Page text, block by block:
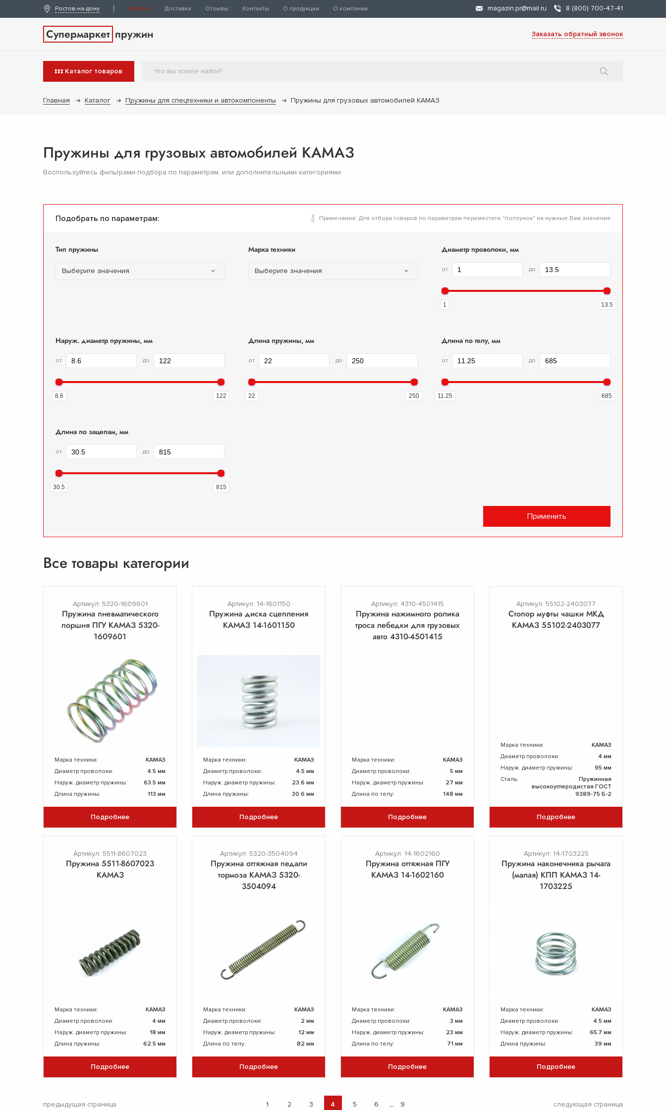
Ростов-на-дону Каталог Доставка Отзывы Контакты О продукции О компании magazin.pr@mail.ru 8 (800) 700-47-41
Супермаркет пружин Заказать обратный звонок
Каталог товаров
Главная Каталог Пружины для спецтехники и автокомпоненты Пружины для грузовых автомобилей КАМАЗ
Пружины для грузовых автомобилей КАМАЗ
Воспользуйтесь фильтрами подбора по параметрам, или дополнительными категориями:
Подобрать по параметрам: Примечание: Для отбора товаров по параметрам переместите "ползунок" на нужные Вам значения
Тип пружины
Выберите значения
Марка техники
Выберите значения
Диаметр проволоки, мм
от до
1 13.5
Наруж. диаметр пружины, мм
от до
8.6 122
Длина пружины, мм
от до
22 250
Длина по телу, мм
от до
11.25 685
Длина по зацепам, мм
от до
30.5 815
Применить
Все товары категории
Артикул: 5320-1609601
Пружина пневматического
поршня ПГУ КАМАЗ 5320-
1609601
Марка техники:
КАМАЗ
Диаметр проволоки:
4.5 мм
Наруж. диаметр пружины:
63.5 мм
Длина пружины:
113 мм
Подробнее
Артикул: 14-1601150
Пружина диска сцепления
КАМАЗ 14-1601150
Марка техники:
КАМАЗ
Диаметр проволоки:
4.5 мм
Наруж. диаметр пружины:
23.6 мм
Длина пружины:
30.6 мм
Подробнее
Артикул: 4310-4501415
Пружина нажимного ролика
троса лебедки для грузовых
авто 4310-4501415
Марка техники:
КАМАЗ
Диаметр проволоки:
5 мм
Наруж. диаметр пружины:
27 мм
Длина по телу:
148 мм
Подробнее
Артикул: 55102-2403077
Стопор муфты чашки МКД
КАМАЗ 55102-2403077
Марка техники:
КАМАЗ
Диаметр проволоки:
4 мм
Наруж. диаметр пружины:
95 мм
Сталь:
Пружинная
высокоуглеродистая ГОСТ
9389-75 Б-2
Подробнее
Артикул: 5511-8607023
Пружина 5511-8607023
КАМАЗ
Марка техники:
КАМАЗ
Диаметр проволоки:
4 мм
Наруж. диаметр пружины:
18 мм
Длина пружины:
62.5 мм
Подробнее
Артикул: 5320-3504094
Пружина оттяжная педали
тормоза КАМАЗ 5320-
3504094
Марка техники:
КАМАЗ
Диаметр проволоки:
2 мм
Наруж. диаметр пружины:
12 мм
Длина по телу:
82 мм
Подробнее
Артикул: 14-1602160
Пружина оттяжная ПГУ
КАМАЗ 14-1602160
Марка техники:
КАМАЗ
Диаметр проволоки:
3 мм
Наруж. диаметр пружины:
23 мм
Длина по телу:
71 мм
Подробнее
Артикул: 14-1703225
Пружина наконечника рычага
(малая) КПП КАМАЗ 14-
1703225
Марка техники:
КАМАЗ
Диаметр проволоки:
4.5 мм
Наруж. диаметр пружины:
65.7 мм
Длина пружины:
39 мм
Подробнее
предыдущая страница 1 2 3 4 5 6 ... 9 следующая страница